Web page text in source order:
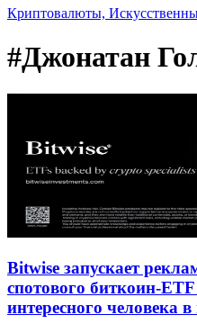
Криптовалюты,
#Джонатан
Bitwise запускает
спотового биткоин-
интересного человека